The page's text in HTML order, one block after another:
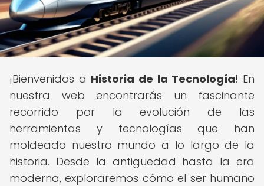
¡Bienvenidos a Historia de la Tecnología! En
nuestra web encontrarás un fascinante
recorrido por la evolución de las
herramientas y tecnologías que han
moldeado nuestro mundo a lo largo de la
historia. Desde la antigüedad hasta la era
moderna, exploraremos cómo el ser humano